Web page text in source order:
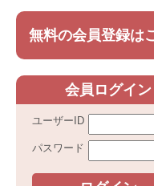
無料の会員登録は
会員ログイン
ユーザーID
パスワード